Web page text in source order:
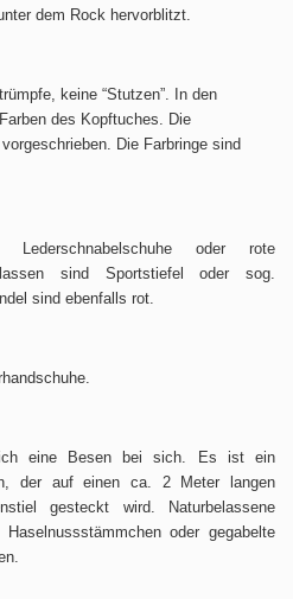
dem Rock hervorblitzt.
keine “Stutzen”. In den
des Kopftuches. Die
Die Farbringe sind
oder rote
sind Sportstiefel oder sog.
sind ebenfalls rot.
eine Besen bei sich. Es ist ein
der auf einen ca. 2 Meter langen
gesteckt wird. Naturbelassene
oder gegabelte